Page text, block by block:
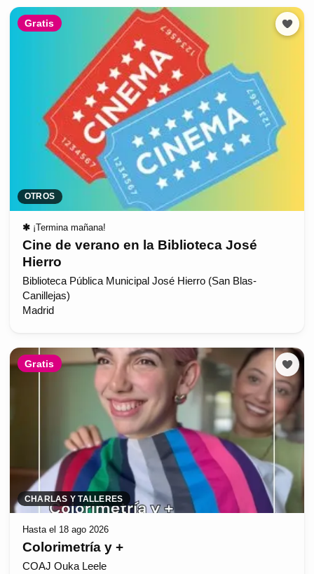
Gratis
OTROS
✱ ¡Termina mañana!
Cine de verano en la Biblioteca José
Hierro
Biblioteca Pública Municipal José Hierro (San Blas-
Canillejas)
Madrid
Gratis
CHARLAS Y TALLERES
Hasta el 18 ago 2026
Colorimetría y +
COAJ Ouka Leele